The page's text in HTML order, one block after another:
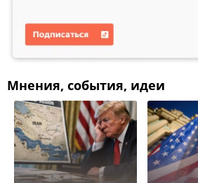
Мнения, события, идеи